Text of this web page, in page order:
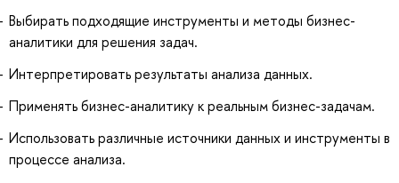
Выбирать подходящие инструменты и методы бизнес-
аналитики для решения задач.
Интерпретировать результаты анализа данных.
Применять бизнес-аналитику к реальным бизнес-задачам.
Использовать различные источники данных и инструменты в
процессе анализа.